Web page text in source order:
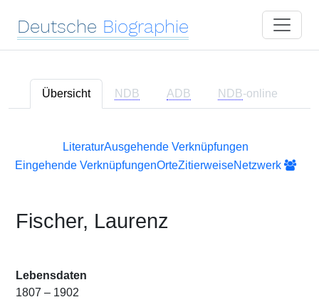
Deutsche Biographie
Übersicht NDB ADB NDB-online
LiteraturAusgehende Verknüpfungen
Eingehende VerknüpfungenOrteZitierweiseNetzwerk
Fischer, Laurenz
Lebensdaten
1807 – 1902